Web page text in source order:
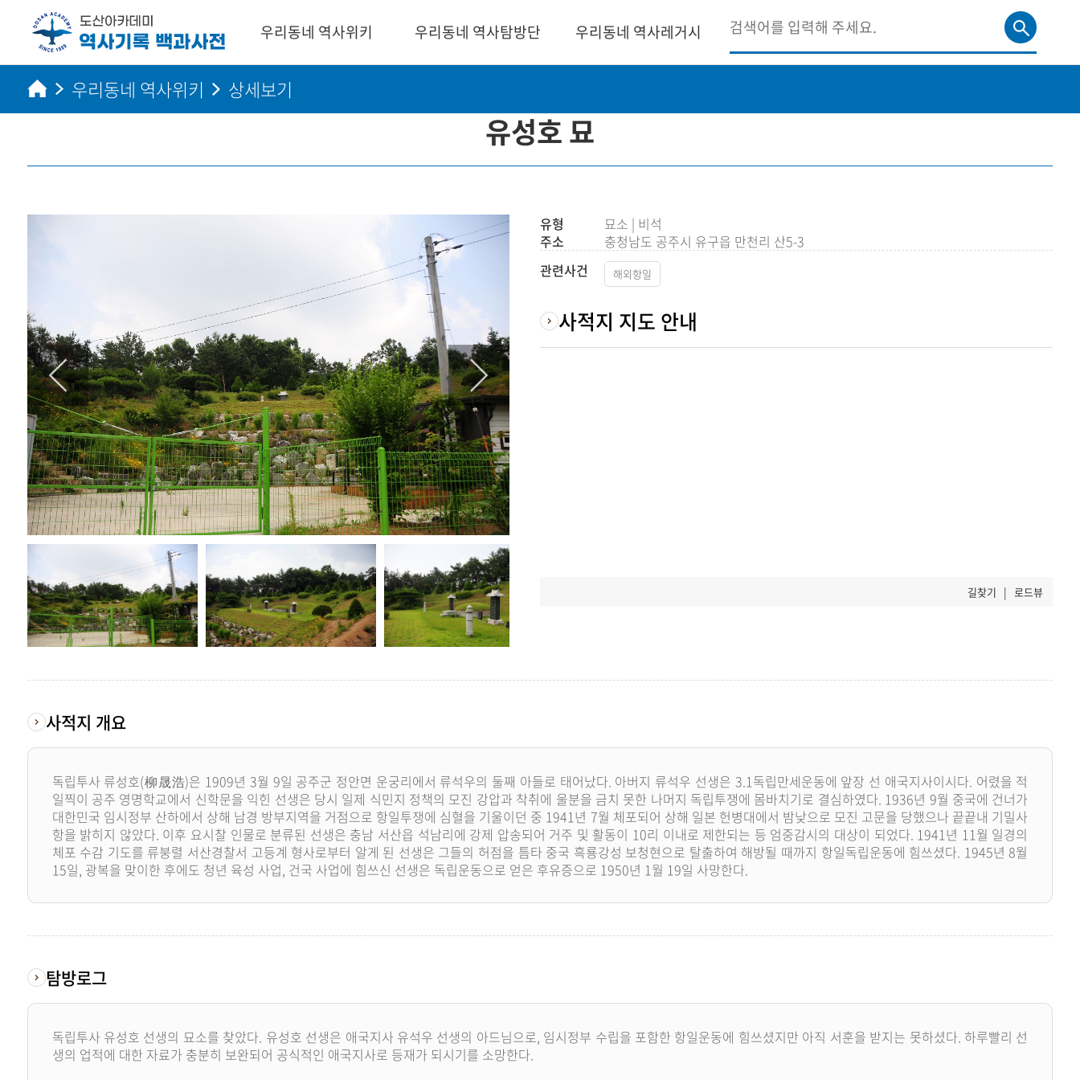
우리동네 역사위키
지역별 보기
우리동네 역사탐방단
공지사항
활동 자료
우리동네 역사레거시
지역별 영상
이야기
우리동네 역사위키 상세보기
유성호 묘
유형
묘소 | 비석
주소
충청남도 공주시 유구읍 만천리 산5-3
관련사건
해외항일
사적지 지도 안내
길찾기 |로드뷰
사적지 개요
독립투사 류성호(柳晟浩)은 1909년 3월 9일 공주군 정안면 운궁리에서 류석우의 둘째 아들로 태어났다. 아버지 류석우 선생은 3.1독립만세운동에 앞장 선 애국지사이시다. 어렸을 적
일찍이 공주 영명학교에서 신학문을 익힌 선생은 당시 일제 식민지 정책의 모진 강압과 착취에 울분을 금치 못한 나머지 독립투쟁에 몸바치기로 결심하였다. 1936년 9월 중국에 건너가
대한민국 임시정부 산하에서 상해 남경 방부지역을 거점으로 항일투쟁에 심혈을 기울이던 중 1941년 7월 체포되어 상해 일본 헌병대에서 밤낮으로 모진 고문을 당했으나 끝끝내 기밀사
항을 밝히지 않았다. 이후 요시찰 인물로 분류된 선생은 충남 서산읍 석남리에 강제 압송되어 거주 및 활동이 10리 이내로 제한되는 등 엄중감시의 대상이 되었다. 1941년 11월 일경의
체포 수감 기도를 류붕렬 서산경찰서 고등계 형사로부터 알게 된 선생은 그들의 허점을 틈타 중국 흑룡강성 보청현으로 탈출하여 해방될 때까지 항일독립운동에 힘쓰셨다. 1945년 8월
15일, 광복을 맞이한 후에도 청년 육성 사업, 건국 사업에 힘쓰신 선생은 독립운동으로 얻은 후유증으로 1950년 1월 19일 사망한다.
탐방로그
독립투사 유성호 선생의 묘소를 찾았다. 유성호 선생은 애국지사 유석우 선생의 아드님으로, 임시정부 수립을 포함한 항일운동에 힘쓰셨지만 아직 서훈을 받지는 못하셨다. 하루빨리 선
생의 업적에 대한 자료가 충분히 보완되어 공식적인 애국지사로 등재가 되시기를 소망한다.